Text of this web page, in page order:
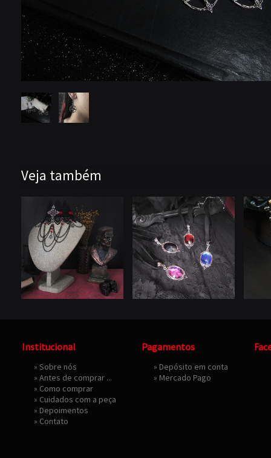
Veja também
Institucional
» Sobre nós
» Antes de comprar ...
» Como comprar
» Cuidados com a peça
» Depoimentos
» Contato
Pagamentos
» Depósito em conta
» Mercado Pago